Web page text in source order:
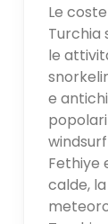
Le
Turchia
le
e
Fethiye
calde,